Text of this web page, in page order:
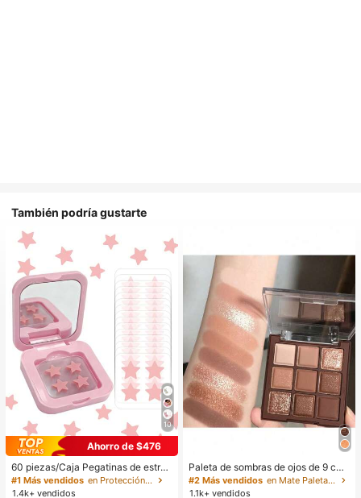
También podría gustarte
10
Ahorro de $476
60 piezas/Caja Pegatinas de estrell
a lindas - Pegatinas faciales, sin al
cohol, sin fragancia, suaves en la pi
#1 Más vendidos
en Protección de la piel
1.4k+ vendidos
Paleta de sombras de ojos de 9 col
ores de tonos tierra neutros de cho
colate con leche, maquillaje ligero,
#2 Más vendidos
en Mate Paletas de sombras de ojos
1.1k+ vendidos